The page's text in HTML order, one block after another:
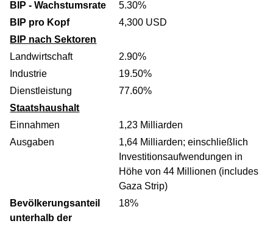
BIP - Wachstumsrate
5.30%
BIP pro Kopf
4,300 USD
BIP nach Sektoren
Landwirtschaft
2.90%
Industrie
19.50%
Dienstleistung
77.60%
Staatshaushalt
Einnahmen
1,23 Milliarden
Ausgaben
1,64 Milliarden; einschließlich
Investitionsaufwendungen in
Höhe von 44 Millionen (includes
Gaza Strip)
Bevölkerungsanteil
unterhalb der
18%